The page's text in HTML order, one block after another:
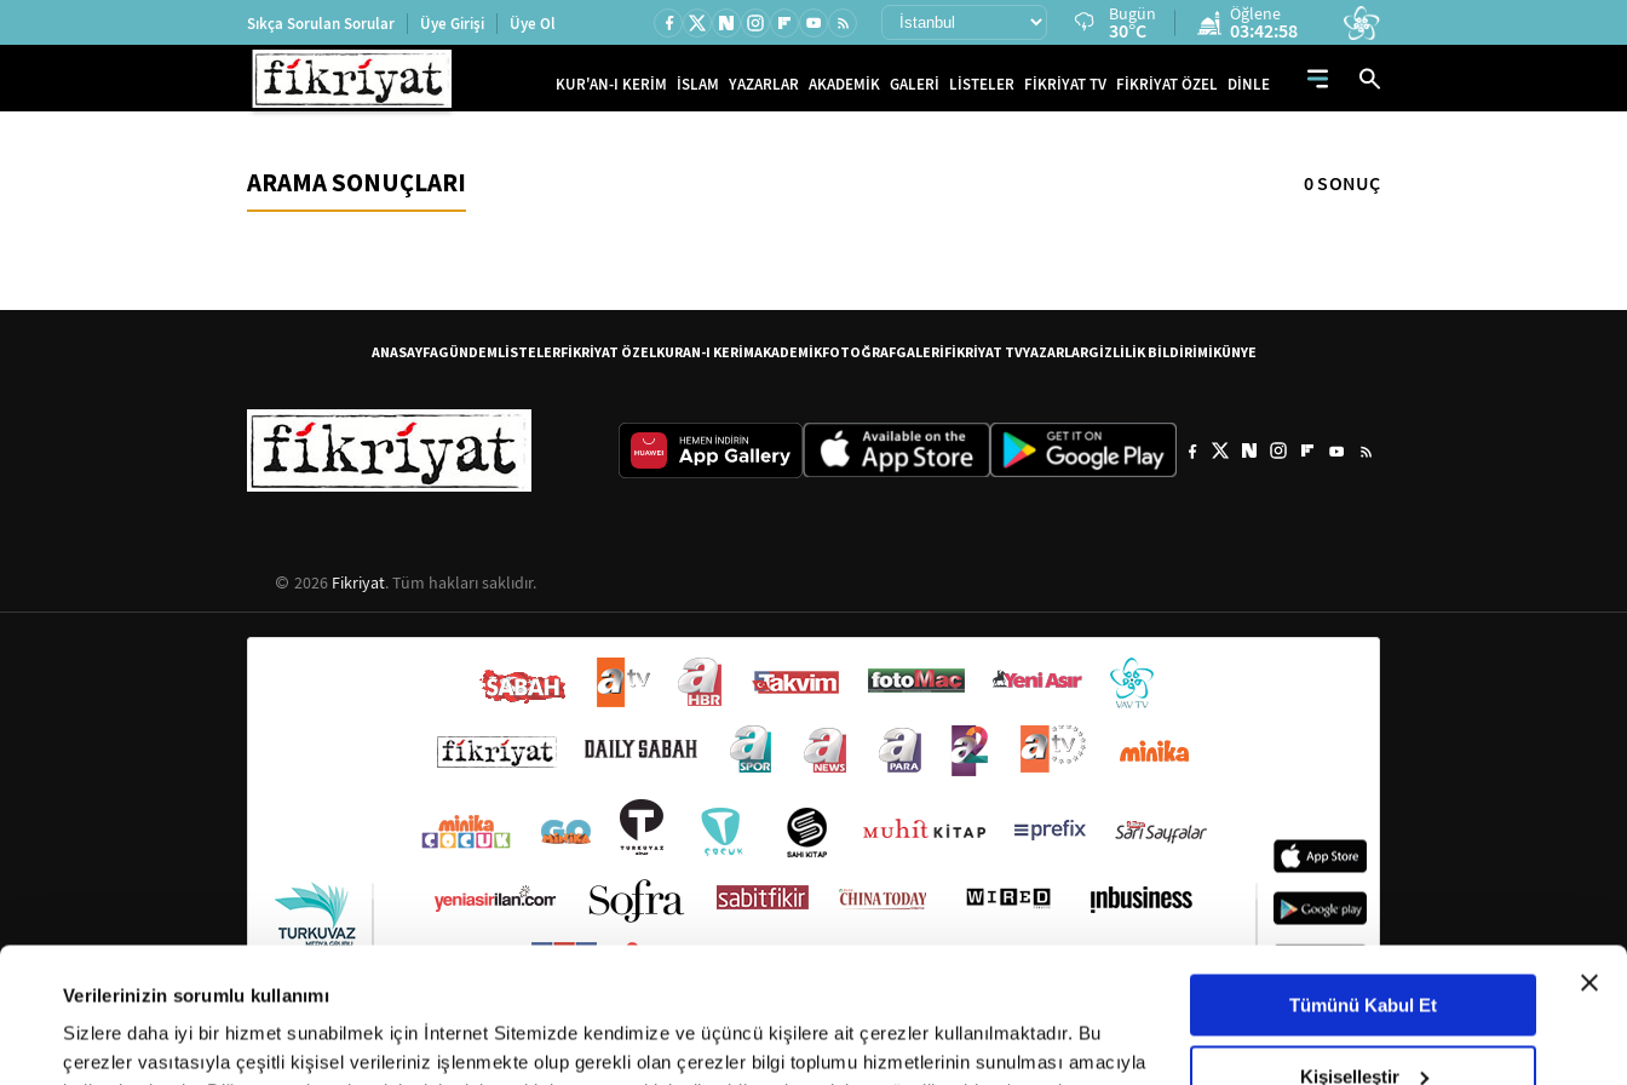
Verilerinizin sorumlu kullanımı
Sizlere daha iyi bir hizmet sunabilmek için İnternet Sitemizde kendimize ve üçüncü kişilere ait çerezler kullanılmaktadır. Bu
çerezler vasıtasıyla çeşitli kişisel verileriniz işlenmekte olup gerekli olan çerezler bilgi toplumu hizmetlerinin sunulması amacıyla
Tümünü Kabul Et
Kişiselleştir
Sıkça Sorulan Sorular Üye Girişi Üye Ol Bugün
30°C
Öğlene
03:42:57
KUR'AN-I KERİM İSLAM YAZARLAR AKADEMİK GALERİ LİSTELER FİKRİYAT TV FİKRİYAT ÖZEL DİNLE
ARAMA SONUÇLARI 0 SONUÇ
ANASAYFAGÜNDEMLİSTELERFİKRİYAT ÖZELKURAN-I KERİMAKADEMİKFOTOĞRAFGALERİFİKRİYAT TVYAZARLARGİZLİLİK BİLDİRİMİKÜNYE
2026 Fikriyat. Tüm hakları saklıdır.